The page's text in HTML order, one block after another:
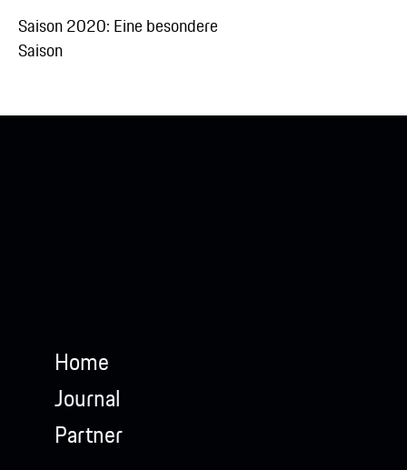
Saison 2020: Eine besondere
Saison
Home
Journal
Partner